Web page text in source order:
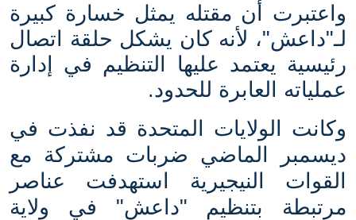
واعتبرت أن مقتله يمثل خسارة كبيرة
لـ"داعش"، لأنه كان يشكل حلقة اتصال
رئيسية يعتمد عليها التنظيم في إدارة
عملياته العابرة للحدود.
وكانت الولايات المتحدة قد نفذت في
ديسمبر الماضي ضربات مشتركة مع
القوات النيجيرية استهدفت عناصر
مرتبطة بتنظيم "داعش" في ولاية